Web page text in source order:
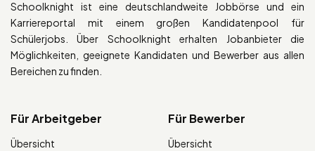
Schoolknight ist eine deutschlandweite Jobbörse und ein
Karriereportal mit einem großen Kandidatenpool für
Schülerjobs. Über Schoolknight erhalten Jobanbieter die
Möglichkeiten, geeignete Kandidaten und Bewerber aus allen
Bereichen zu finden.
Für Arbeitgeber
Übersicht
Für Bewerber
Übersicht